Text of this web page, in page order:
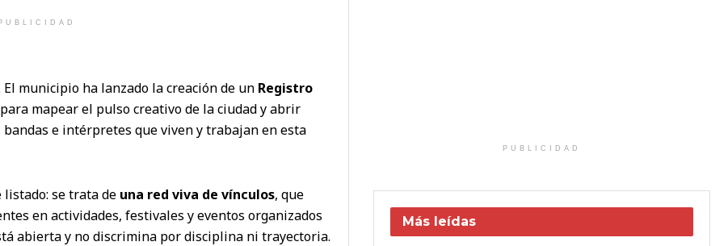
municipio ha lanzado la creación de un Registro
mapear el pulso creativo de la ciudad y abrir
e intérpretes que viven y trabajan en esta
se trata de una red viva de vínculos, que
en actividades, festivales y eventos organizados
abierta y no discrimina por disciplina ni trayectoria.
PUBLICIDAD
Más leídas